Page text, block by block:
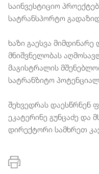
საინვესტიციო
სატრანსპორტო
ხაზი გაესვა
მნიშვნელობას
მაგისტრალის
სატრანზიტო
შეხვედრას დაესწრნენ
ეკატერინე გუნცაძე და
დირექტორი სამხრეთ